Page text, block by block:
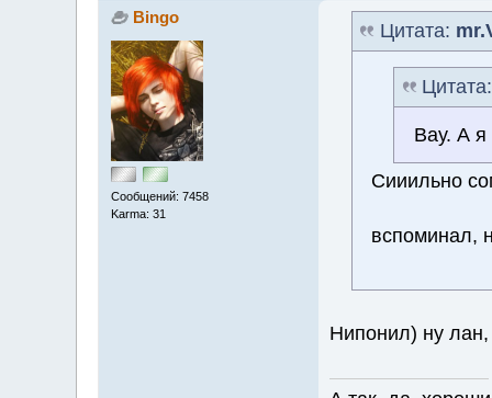
Bingo
Сообщений: 7458
Karma: 31
Цитата:
Вау. А я
Сииильно
вспоминал,
Нипонил) ну лан,